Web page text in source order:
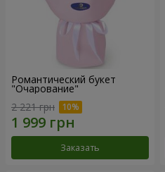
Романтический букет
"Очарование"
2 221 грн
Заказать